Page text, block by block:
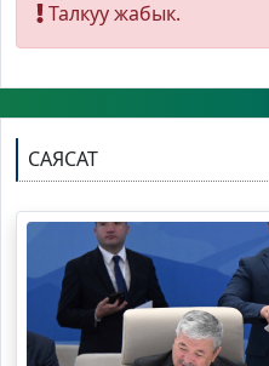
Талкуу жабык.
САЯСАТ